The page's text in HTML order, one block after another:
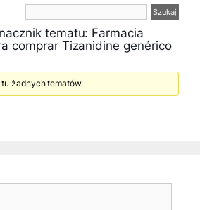
tematu: Farmacia
comprar Tizanidine genérico
żadnych tematów.